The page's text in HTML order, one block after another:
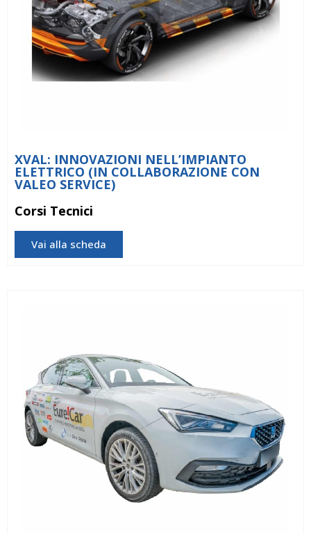
XVAL: INNOVAZIONI NELL’IMPIANTO
ELETTRICO (IN COLLABORAZIONE CON
VALEO SERVICE)
Corsi Tecnici
Vai alla scheda